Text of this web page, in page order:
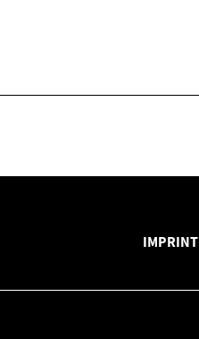
IMPRINT